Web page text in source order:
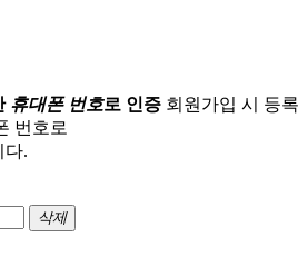
휴대폰 번호로 인증 회원가입 시 등록
번호로
다.
삭제